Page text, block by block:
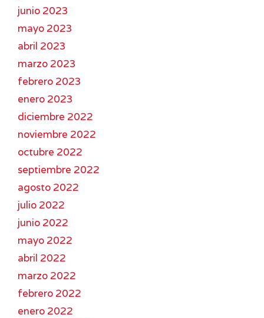
junio 2023
mayo 2023
abril 2023
marzo 2023
febrero 2023
enero 2023
diciembre 2022
noviembre 2022
octubre 2022
septiembre 2022
agosto 2022
julio 2022
junio 2022
mayo 2022
abril 2022
marzo 2022
febrero 2022
enero 2022